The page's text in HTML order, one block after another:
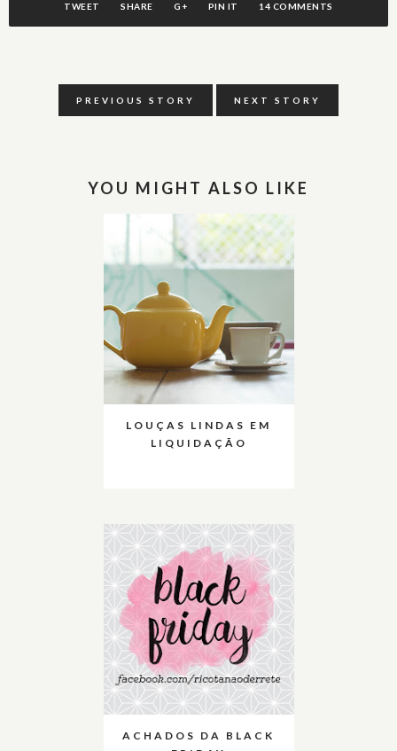
TWEET SHARE G+ PIN IT 14 COMMENTS
PREVIOUS STORY NEXT STORY
YOU MIGHT ALSO LIKE
LOUÇAS LINDAS EM
LIQUIDAÇÃO
ACHADOS DA BLACK